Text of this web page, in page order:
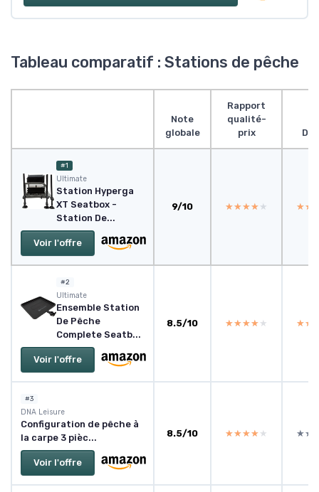
Tableau comparatif : Stations de pêche
Note
globale
Rapport
qualité-
prix
#1
‎Ultimate
Station Hyperga
XT Seatbox -
Station De...
Voir l'offre
9/10 ★★★★★
★★★★★
#2
‎Ultimate
Ensemble Station
De Pêche
Complete Seatb...
Voir l'offre
8.5/10 ★★★★★
★★★★★
#3
DNA Leisure
Configuration de pêche à
la carpe 3 pièc...
Voir l'offre
8.5/10 ★★★★★
★★★★★